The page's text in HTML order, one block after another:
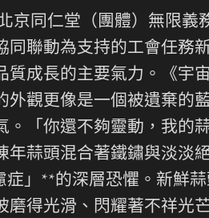
京同仁堂（團體）無限
同聯動為支持的工會任務
質成長的主要氣力。《宇
外觀更像是一個被遺棄的
。「你還不夠靈動，我的
年蒜頭混合著鐵鏽與淡淡
」**的深層恐懼。新鮮
磨得光滑、閃耀著不祥光